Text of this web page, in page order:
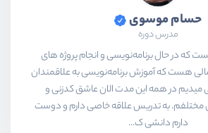
حسام موسوی
مدرس دوره
سال هست که در حال برنامه‌نویسی و انجام پروژه های
هستم و ۱۰ سالی هست که آموزش برنامه‌نویسی به علاقمندان
میدیم در همه این مدت الان عاشق کدزنی و
به تدریس علاقه خاصی دارم و دوست
دارم دانشی ک...